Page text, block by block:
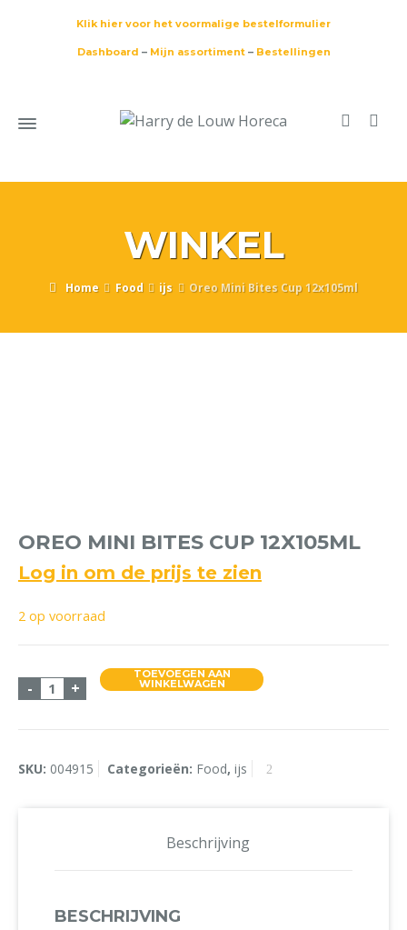
Klik hier voor het voormalige bestelformulier
Dashboard – Mijn assortiment– Bestellingen
WINKEL
Home Food ijs Oreo Mini Bites Cup 12x105ml
OREO MINI BITES CUP 12X105ML
Log in om de prijs te zien
2 op voorraad
- Oreo Mini Bites Cup 12x105ml aantal
+
TOEVOEGEN AAN
WINKELWAGEN
SKU: 004915 Categorieën: Food, ijs
Beschrijving
BESCHRIJVING